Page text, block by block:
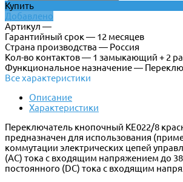
Купить
Добавлено
Артикул —
Гарантийный срок — 12 месяцев
Страна производства — Россия
Кол-во контактов — 1 замыкающий + 2
Функциональное назначение —
Все характеристики
Описание
Характеристики
Переключатель кнопочный КЕ022/8
предназначен для использования
коммутации электрических цепей
(АС) тока с входящим напряжением до
постоянного (DC) тока с входящим